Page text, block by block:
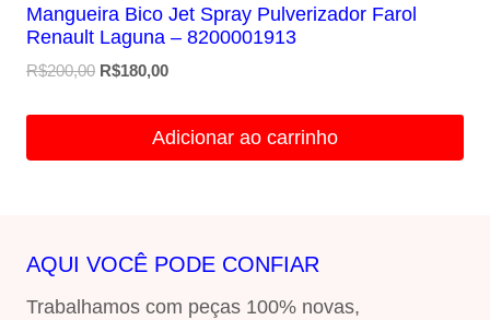
Mangueira Bico Jet Spray Pulverizador Farol
Renault Laguna – 8200001913
R$200,00 O
R$180,00O
é:
Adicionar ao carrinho
AQUI VOCÊ PODE CONFIAR
Trabalhamos com peças 100% novas,